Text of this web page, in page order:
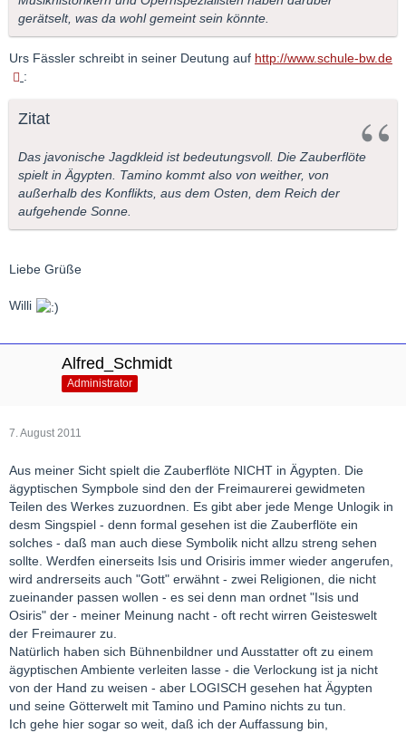
gerätselt, was da wohl gemeint sein könnte.
Urs Fässler schreibt in seiner Deutung auf http://www.schule-bw.de
:
Zitat
Das javonische Jagdkleid ist bedeutungsvoll. Die Zauberflöte
spielt in Ägypten. Tamino kommt also von weither, von
außerhalb des Konflikts, aus dem Osten, dem Reich der
aufgehende Sonne.
Liebe Grüße
Willi
Alfred_Schmidt
Administrator
7. August 2011
Aus meiner Sicht spielt die Zauberflöte NICHT in Ägypten. Die
ägyptischen Sympbole sind den der Freimaurerei gewidmeten
Teilen des Werkes zuzuordnen. Es gibt aber jede Menge Unlogik in
desm Singspiel - denn formal gesehen ist die Zauberflöte ein
solches - daß man auch diese Symbolik nicht allzu streng sehen
sollte. Werdfen einerseits Isis und Orisiris immer wieder angerufen,
wird andrerseits auch "Gott" erwähnt - zwei Religionen, die nicht
zueinander passen wollen - es sei denn man ordnet "Isis und
Osiris" der - meiner Meinung nacht - oft recht wirren Geisteswelt
der Freimaurer zu.
Natürlich haben sich Bühnenbildner und Ausstatter oft zu einem
ägyptischen Ambiente verleiten lasse - die Verlockung ist ja nicht
von der Hand zu weisen - aber LOGISCH gesehen hat Ägypten
und seine Götterwelt mit Tamino und Pamino nichts zu tun.
Ich gehe hier sogar so weit, daß ich der Auffassung bin,